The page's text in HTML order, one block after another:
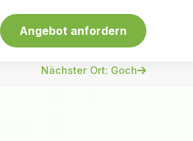
Angebot anfordern
Nächster Ort: Goch